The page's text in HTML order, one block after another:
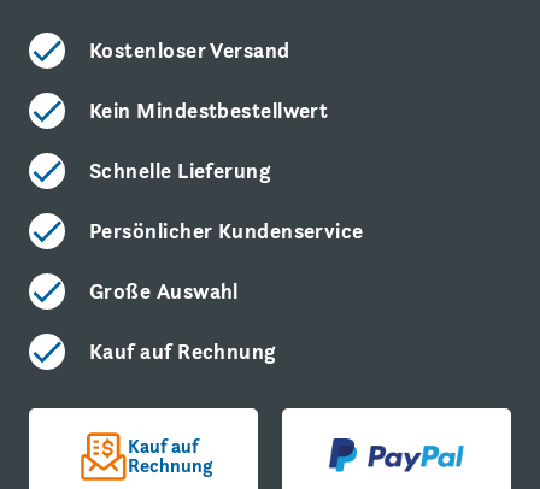
Kostenloser Versand
Kein Mindestbestellwert
Schnelle Lieferung
Persönlicher Kundenservice
Große Auswahl
Kauf auf Rechnung
Kauf auf
Rechnung